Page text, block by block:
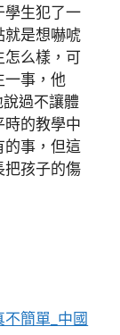
學生犯了一
就是想嚇唬
怎么樣，可
一事，他
過不讓體
時的教學中
的事，但這
把孩子的傷
簡單_中國